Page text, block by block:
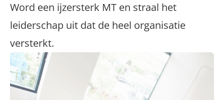
Word een ijzersterk MT en straal het
leiderschap uit dat de heel organisatie
versterkt.